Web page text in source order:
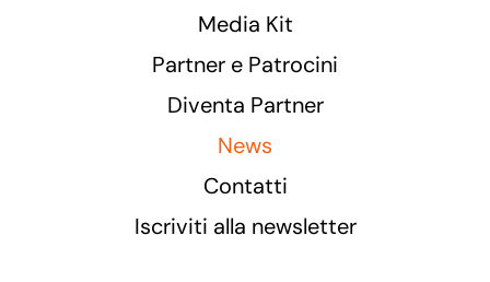
Media Kit
Partner e Patrocini
Diventa Partner
News
Contatti
Iscriviti alla newsletter